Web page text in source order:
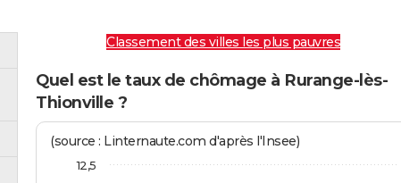
Classement des villes les plus pauvres
Quel est le taux de chômage à Rurange-lès-
Thionville ?
(source : Linternaute.com d'après l'Insee)
12,5